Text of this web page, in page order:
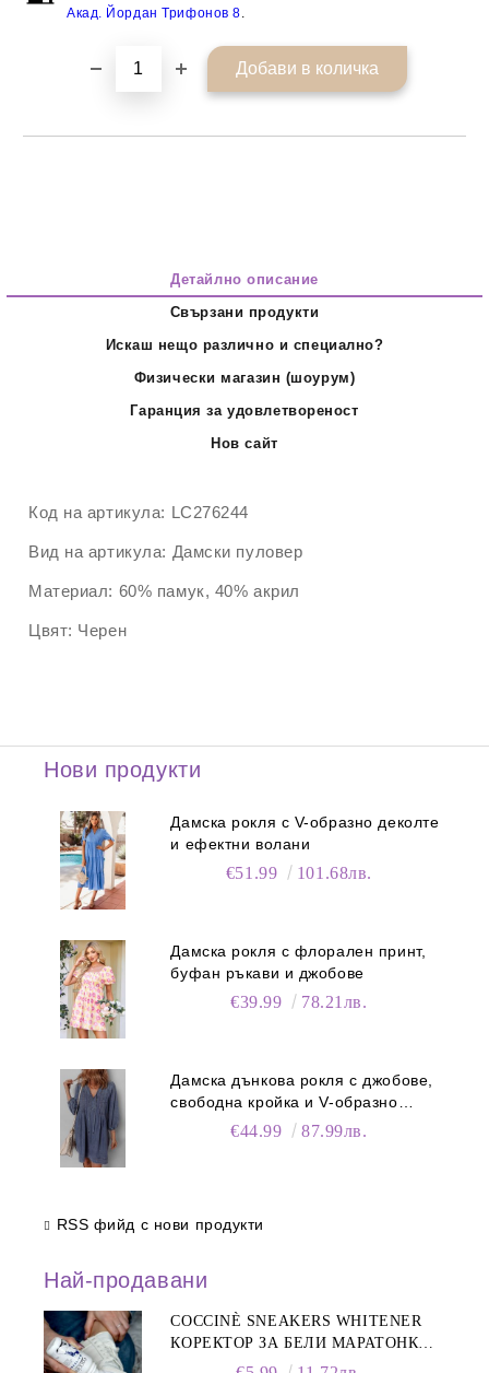
Акад. Йордан Трифонов 8
Детайлно описание
Свързани продукти
Искаш нещо различно и специално?
Физически магазин (шоурум)
Гаранция за удовлетвореност
Нов сайт
Код на артикула: LC276244
Вид на артикула: Дамски пуловер
Материал: 60% памук, 40% акрил
Цвят: Черен
Нови продукти
Дамска рокля с V-образно деколте
и ефектни волани
€51.99 101.68лв.
Дамска рокля с флорален принт,
буфан ръкави и джобове
€39.99 78.21лв.
Дамска дънкова рокля с джобове,
свободна кройка и V-образно
деколте€44.99 87.99лв.
RSS фийд с нови продукти
Най-продавани
COCCINÈ SNEAKERS WHITENER
КОРЕКТОР ЗА БЕЛИ МАРАТОНКИ,